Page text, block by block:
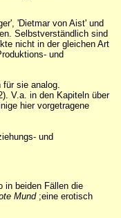
'Dietmar von Aist' und
Selbstverständlich sind
nicht in der gleichen Art
und
sie analog.
V.a. in den Kapiteln über
hier vorgetragene
und
in beiden Fällen die
Mund;eine erotisch